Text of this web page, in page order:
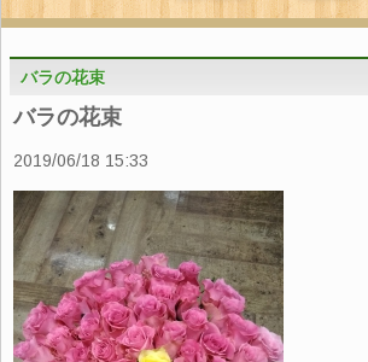
バラの花束
バラの花束
2019/06/18 15:33